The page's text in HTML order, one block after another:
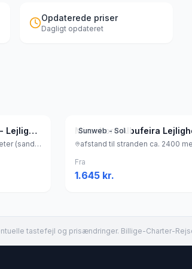
Opdaterede priser
Dagligt opdateret
Monte Gordo Hotel & Spa - Lejligheder
afstand til stranden ca. 300 meter (sandstrand), Portugal
Sunweb - Sol
Fra
1.645 kr.
tastefejl og prisændringer. Billige-Charter-